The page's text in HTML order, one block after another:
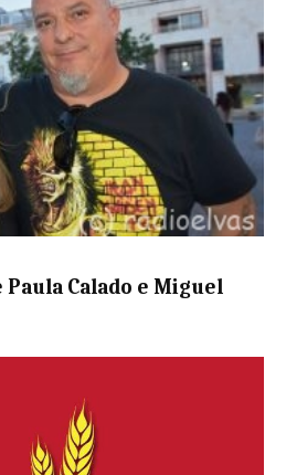
Paula Calado e Miguel